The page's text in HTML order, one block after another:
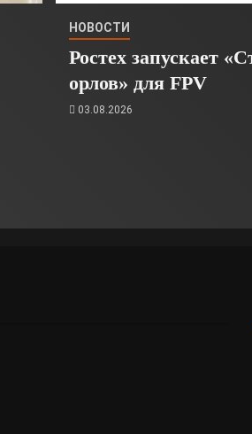
НОВОСТИ
Ростех запускает
орлов» для FPV
03.08.2026